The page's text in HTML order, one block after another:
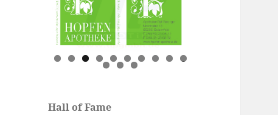
0
1 2 3
Hall of Fame